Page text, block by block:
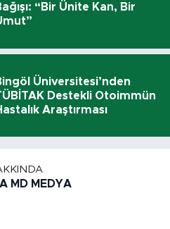
“Bir Ünite Kan, Bir
Üniversitesi’nden
Destekli Otoimmün
Araştırması
MD MEDYA